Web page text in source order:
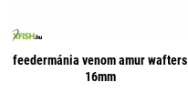
feedermánia venom amur wafters
16mm